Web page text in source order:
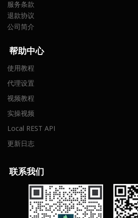
服务条款
退款协议
公司简介
帮助中心
使用教程
代理设置
视频教程
实操视频
Local REST API
更新日志
联系我们